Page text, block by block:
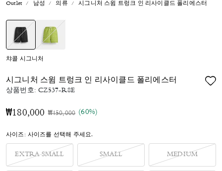
Outlet 남성 의류 시그니처 스윔 트렁크 인 리사이클드 폴리에스터
챠콜 시그니처
시그니처 스윔 트렁크 인 리사이클드 폴리에스터
상품번호:CZ537-R8E
₩180,000 가격 인하 전
₩450,000인하됨
(60%)
사이즈: 사이즈를 선택해 주세요.
EXTRA SMALL SMALL MEDIUM